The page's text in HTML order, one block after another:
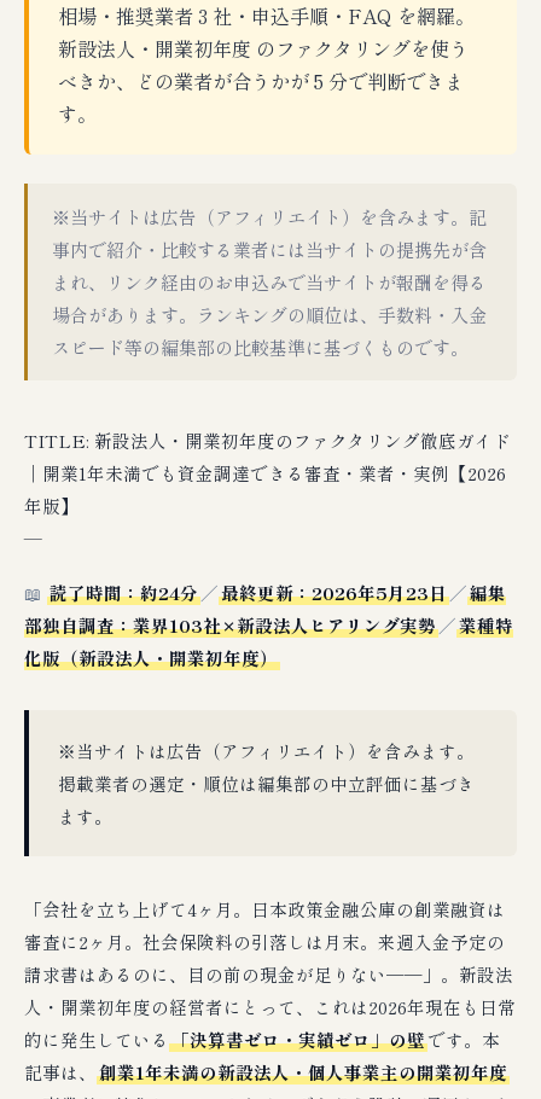
相場・推奨業者 3 社・申込手順・FAQ を網羅。
新設法人・開業初年度 のファクタリングを使う
べきか、どの業者が合うかが 5 分で判断できま
す。
※当サイトは広告（アフィリエイト）を含みます。記
事内で紹介・比較する業者には当サイトの提携先が含
まれ、リンク経由のお申込みで当サイトが報酬を得る
場合があります。ランキングの順位は、手数料・入金
スピード等の編集部の比較基準に基づくものです。
TITLE: 新設法人・開業初年度のファクタリング徹底ガイド
｜開業1年未満でも資金調達できる審査・業者・実例【2026
年版】
—
📖 読了時間：約24分／最終更新：2026年5月23日／編集
部独自調査：業界103社×新設法人ヒアリング実勢／業種特
化版（新設法人・開業初年度）
※当サイトは広告（アフィリエイト）を含みます。
掲載業者の選定・順位は編集部の中立評価に基づき
ます。
「会社を立ち上げて4ヶ月。日本政策金融公庫の創業融資は
審査に2ヶ月。社会保険料の引落しは月末。来週入金予定の
請求書はあるのに、目の前の現金が足りない──」。新設法
人・開業初年度の経営者にとって、これは2026年現在も日常
的に発生している 「決算書ゼロ・実績ゼロ」の壁です。本
記事は、 創業1年未満の新設法人・個人事業主の開業初年度